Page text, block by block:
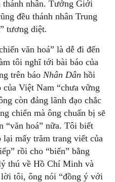
thánh nhân. Tưởng Giới
đều thánh nhân Trung
tương diệt.
văn hoá” là dễ đi đến
tôi nghĩ tới bài báo của
trên báoNhân Dân hồi
của Việt Nam “chưa vững
còn đảng lãnh đạo chắc
chiến mà ông chuẩn bị sẽ
“văn hoá” nữa. Tôi biết
lại mấy trăm trang viết của
rồi cho “biến” bằng
thú về Hồ Chí Minh và
lời tôi, ông nói “đồng ý với